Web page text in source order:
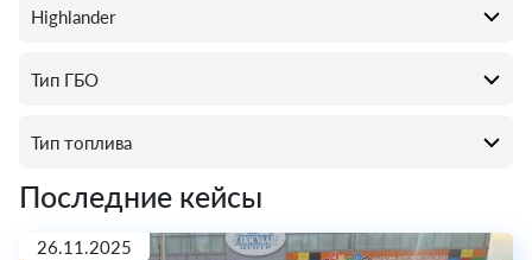
Последние кейсы
26.11.2025